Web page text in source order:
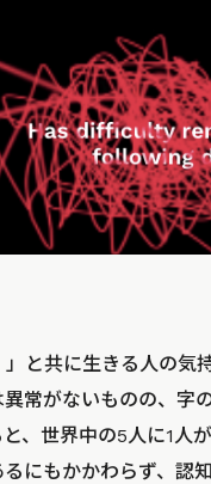
と共に生きる人の気
常がないものの、字
、世界中の5人に1人
にもかかわらず、認